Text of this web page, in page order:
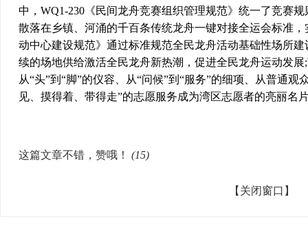
中，WQ1-230《民间龙舟竞赛组织管理规范》统一了竞赛
散落在乡镇、河涌的千百条传统龙舟一键对接全运会标准
动中心建设规范》通过标准规范全民龙舟活动基础性场所
续的场地供给激活全民龙舟新热潮，促进全民龙舟运动发
从“头”到“脚”的仪容、从“问候”到“服务”的细项、从普通
见、摸得着、带得走”的志愿服务成为湾区志愿者的亮丽名
这篇文章不错，赞哦！ (15)
【关闭窗口】